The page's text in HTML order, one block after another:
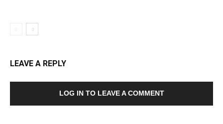
LEAVE A REPLY
LOG IN TO LEAVE A COMMENT